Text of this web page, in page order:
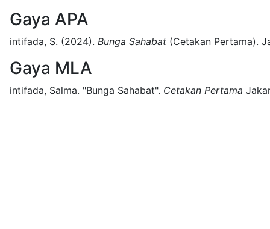
Gaya APA
intifada, S. (2024). Bunga Sahabat (Cetakan Pertama).
Gaya MLA
intifada, Salma. "Bunga Sahabat". Cetakan Pertama